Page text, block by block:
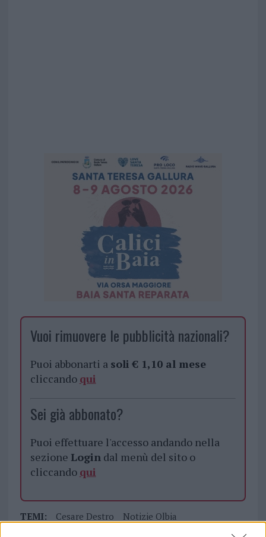
Vuoi rimuovere le pubblicità nazionali?
Puoi abbonarti a soli € 1,10 al mese
cliccando qui
Sei già abbonato?
Puoi effettuare l'accesso andando nella
sezione Logindal menù del sito o
cliccando qui
TEMI: Cesare Destro Notizie Olbia